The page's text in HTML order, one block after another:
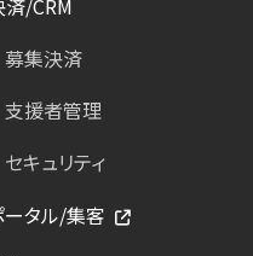
募集決済
支援者管理
セキュリティ
ータル/集客